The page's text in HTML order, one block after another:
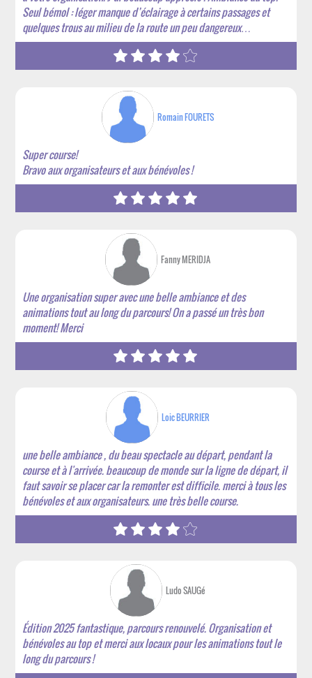
Seul bémol : léger manque d’éclairage à certains passages et
quelques trous au milieu de la route un peu dangereux…
Romain FOURETS
Super course!
Bravo aux organisateurs et aux bénévoles !
Fanny MERIDJA
Une organisation super avec une belle ambiance et des
animations tout au long du parcours! On a passé un très bon
moment! Merci
Loic BEURRIER
une belle ambiance , du beau spectacle au départ, pendant la
course et à l'arrivée. beaucoup de monde sur la ligne de départ, il
faut savoir se placer car la remonter est difficile. merci à tous les
bénévoles et aux organisateurs. une très belle course.
Ludo SAUGé
Édition 2025 fantastique, parcours renouvelé. Organisation et
bénévoles au top et merci aux locaux pour les animations tout le
long du parcours !